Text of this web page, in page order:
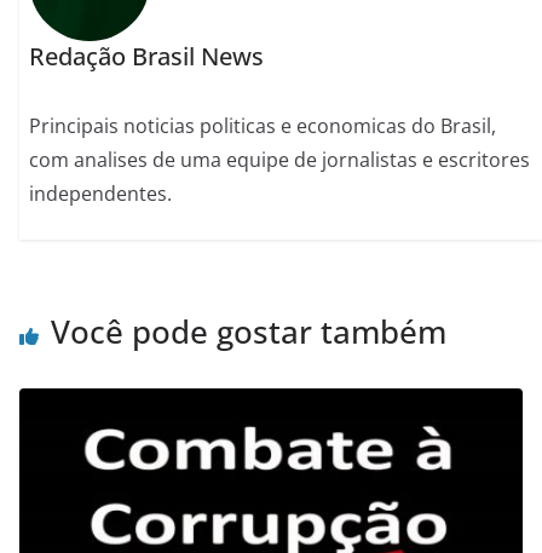
Redação Brasil News
Principais noticias politicas e economicas do Brasil,
com analises de uma equipe de jornalistas e escritores
independentes.
Você pode gostar também